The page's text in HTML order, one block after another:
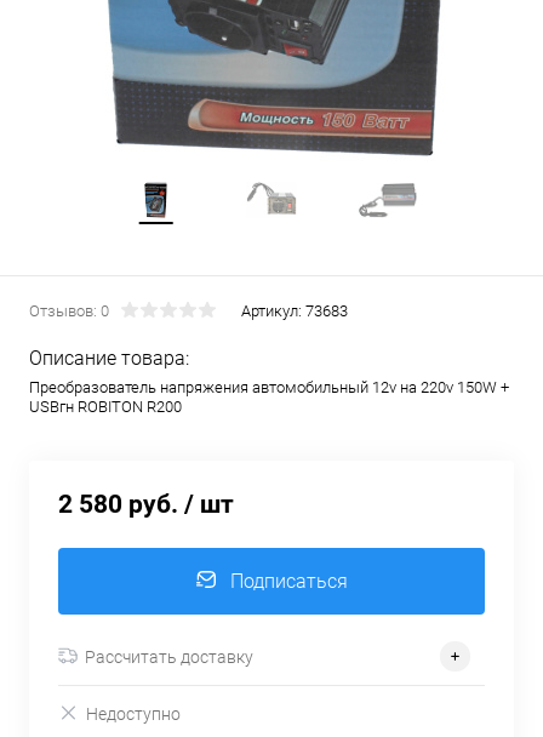
Отзывов: 0 Артикул: 73683
Описание товара:
Преобразователь напряжения автомобильный 12v на 220v 150W +
USBгн ROBITON R200
2 580 руб. / шт
Подписаться
Рассчитать доставку
Недоступно